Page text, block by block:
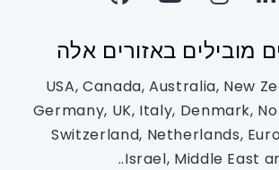
מובילים באזורים אלה
USA, Canada, Australia, New
Germany, UK, Italy, Denmark,
Switzerland, Netherlands,
Israel, Middle East